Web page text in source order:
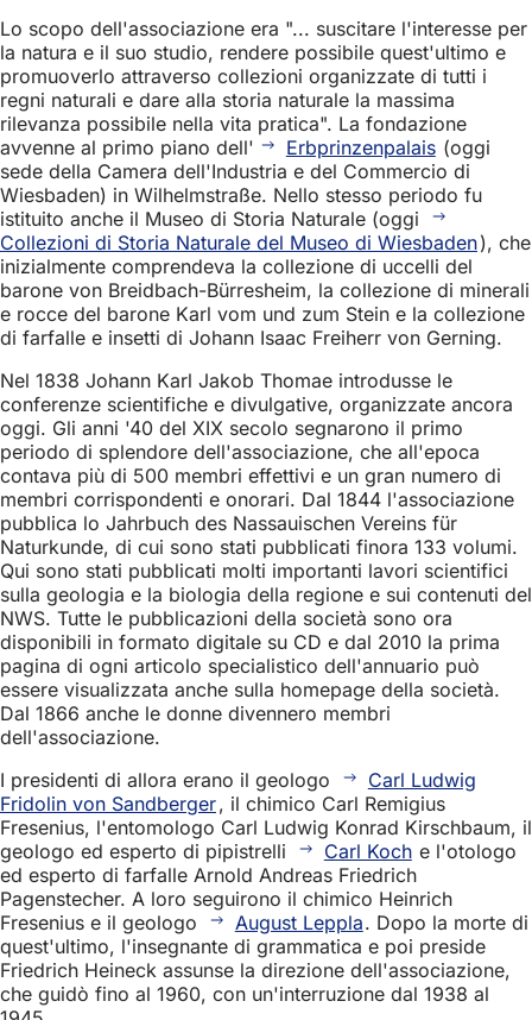
Lo scopo dell'associazione era "... suscitare l'interesse per
la natura e il suo studio, rendere possibile quest'ultimo e
promuoverlo attraverso collezioni organizzate di tutti i
regni naturali e dare alla storia naturale la massima
rilevanza possibile nella vita pratica". La fondazione
avvenne al primo piano dell'
Erbprinzenpalais (oggi
sede della Camera dell'Industria e del Commercio di
Wiesbaden) in Wilhelmstraße. Nello stesso periodo fu
istituito anche il Museo di Storia Naturale (oggi
Collezioni di Storia Naturale del Museo di Wiesbaden), che
inizialmente comprendeva la collezione di uccelli del
barone von Breidbach-Bürresheim, la collezione di minerali
e rocce del barone Karl vom und zum Stein e la collezione
di farfalle e insetti di Johann Isaac Freiherr von Gerning.
Nel 1838 Johann Karl Jakob Thomae introdusse le
conferenze scientifiche e divulgative, organizzate ancora
oggi. Gli anni '40 del XIX secolo segnarono il primo
periodo di splendore dell'associazione, che all'epoca
contava più di 500 membri effettivi e un gran numero di
membri corrispondenti e onorari. Dal 1844 l'associazione
pubblica lo Jahrbuch des Nassauischen Vereins für
Naturkunde, di cui sono stati pubblicati finora 133 volumi.
Qui sono stati pubblicati molti importanti lavori scientifici
sulla geologia e la biologia della regione e sui contenuti del
NWS. Tutte le pubblicazioni della società sono ora
disponibili in formato digitale su CD e dal 2010 la prima
pagina di ogni articolo specialistico dell'annuario può
essere visualizzata anche sulla homepage della società.
Dal 1866 anche le donne divennero membri
dell'associazione.
I presidenti di allora erano il geologo
Carl Ludwig
Fridolin von Sandberger, il chimico Carl Remigius
Fresenius, l'entomologo Carl Ludwig Konrad Kirschbaum, il
geologo ed esperto di pipistrelli
Carl Koch e l'otologo
ed esperto di farfalle Arnold Andreas Friedrich
Pagenstecher. A loro seguirono il chimico Heinrich
Fresenius e il geologo
August Leppla. Dopo la morte di
quest'ultimo, l'insegnante di grammatica e poi preside
Friedrich Heineck assunse la direzione dell'associazione,
che guidò fino al 1960, con un'interruzione dal 1938 al